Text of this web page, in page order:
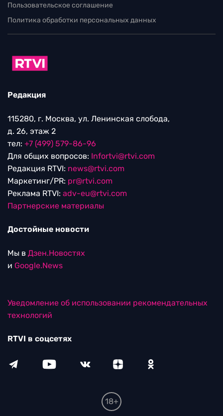
Пользовательское соглашение
Политика обработки персональных данных
Редакция
115280, г. Москва, ул. Ленинская слобода,
д. 26, этаж 2
тел: +7 (499) 579-86-96
Для общих вопросов: Infortvi@rtvi.com
Редакция RTVI: news@rtvi.com
Маркетинг/PR: pr@rtvi.com
Реклама RTVI: adv-eu@rtvi.com
Партнерские материалы
Достойные новости
Мы в Дзен.Новостях
и Google.News
Уведомление об использовании рекомендательных
технологий
RTVI в соцсетях
18+